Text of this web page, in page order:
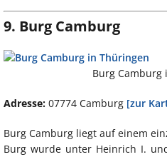
9. Burg Camburg
Burg Camburg
Adresse: 07774 Camburg [zur
Burg Camburg liegt auf einem
Burg wurde unter Heinrich I.